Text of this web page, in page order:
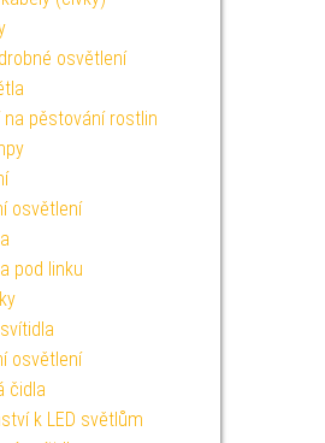
osvětlení
na pěstování rostlin
osvětlení
pod linku
osvětlení
čidla
k LED světlům